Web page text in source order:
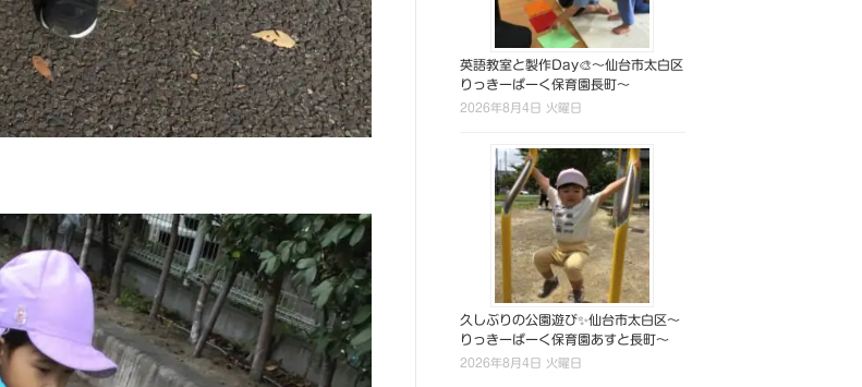
英語教室と製作Day🎨～仙台市太白区
りっきーぱーく保育園長町～
2026年8月4日 火曜日
久しぶりの公園遊び✨仙台市太白区～
りっきーぱーく保育園あすと長町～
2026年8月4日 火曜日